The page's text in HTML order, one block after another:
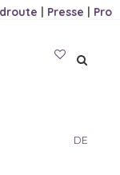
| Presse | Pro
DE